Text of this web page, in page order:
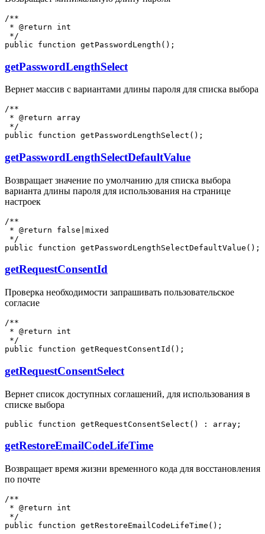
/**
* @return int
*/
getPasswordLengthSelect
Вернет массив с вариантами длины пароля для списка выбора
/**
* @return array
*/
getPasswordLengthSelectDefaultValue
Возвращает значение по умолчанию для списка выбора
варианта длины пароля для использования на странице
настроек
/**
* @return false|mixed
*/
getRequestConsentId
Проверка необходимости запрашивать пользовательское
согласие
/**
* @return int
*/
getRequestConsentSelect
Вернет список доступных соглашений, для использования в
списке выбора
getRestoreEmailCodeLifeTime
Возвращает время жизни временного кода для восстановления
по почте
/**
* @return int
*/